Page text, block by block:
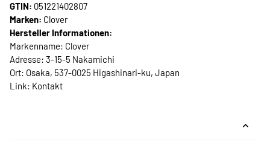
GTIN: 051221402807
Marken: Clover
Hersteller Informationen:
Markenname: Clover
Adresse: 3-15-5 Nakamichi
Ort: Osaka, 537-0025 Higashinari-ku, Japan
Link: Kontakt